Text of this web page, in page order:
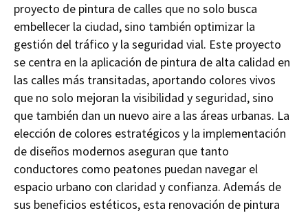
proyecto de pintura de calles que no solo busca
embellecer la ciudad, sino también optimizar la
gestión del tráfico y la seguridad vial. Este proyecto
se centra en la aplicación de pintura de alta calidad en
las calles más transitadas, aportando colores vivos
que no solo mejoran la visibilidad y seguridad, sino
que también dan un nuevo aire a las áreas urbanas. La
elección de colores estratégicos y la implementación
de diseños modernos aseguran que tanto
conductores como peatones puedan navegar el
espacio urbano con claridad y confianza. Además de
sus beneficios estéticos, esta renovación de pintura